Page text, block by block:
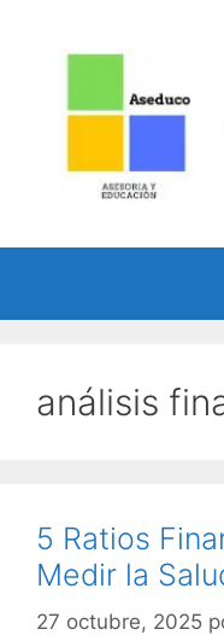
análisis
5 Ratios
Medir la
27 octubre, 2025